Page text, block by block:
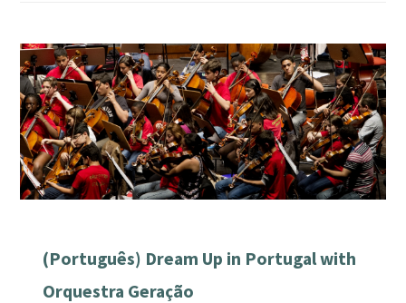
(Português) Dream Up in Portugal with
Orquestra Geração